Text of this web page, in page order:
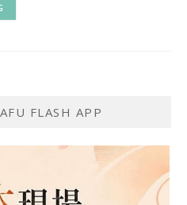
FLASH APP